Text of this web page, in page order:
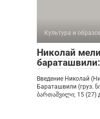
Культура и
Николай
Введение Николай
Бараташвили (груз.
ბართაშვილი; 15 (27)